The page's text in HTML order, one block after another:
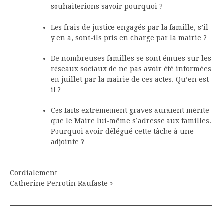
souhaiterions savoir pourquoi ?
Les frais de justice engagés par la famille, s’il
y en a, sont-ils pris en charge par la mairie ?
De nombreuses familles se sont émues sur les
réseaux sociaux de ne pas avoir été informées
en juillet par la mairie de ces actes. Qu’en est-
il ?
Ces faits extrêmement graves auraient mérité
que le Maire lui-même s’adresse aux familles.
Pourquoi avoir délégué cette tâche à une
adjointe ?
Cordialement
Catherine Perrotin Raufaste »